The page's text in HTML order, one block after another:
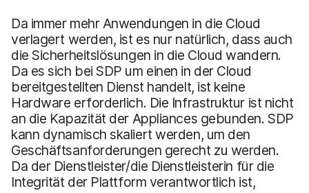
Da immer mehr Anwendungen in die Cloud
verlagert werden, ist es nur natürlich, dass auch
die Sicherheitslösungen in die Cloud wandern.
Da es sich bei SDP um einen in der Cloud
bereitgestellten Dienst handelt, ist keine
Hardware erforderlich. Die Infrastruktur ist nicht
an die Kapazität der Appliances gebunden. SDP
kann dynamisch skaliert werden, um den
Geschäftsanforderungen gerecht zu werden.
Da der Dienstleister/die Dienstleisterin für die
Integrität der Plattform verantwortlich ist,